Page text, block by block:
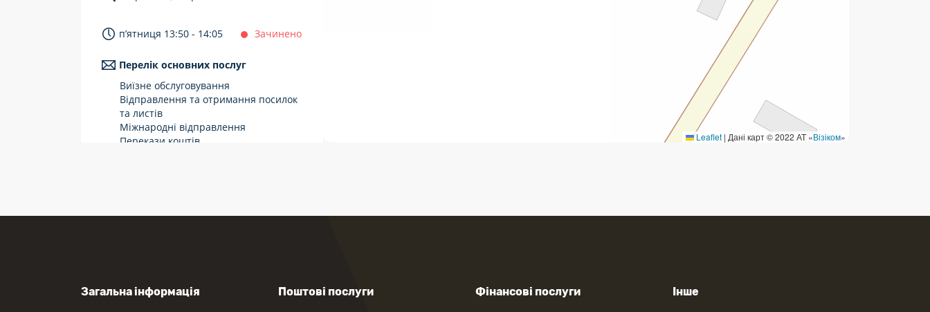
п’ятниця 13:50 - 14:05 Зачинено
Перелік основних послуг
Виїзне обслуговування
Відправлення та отримання посилок
та листів
Міжнародні відправлення
Перекази коштів
Leaflet | Дані карт © 2022 АТ «Візіком»
Загальна інформація Поштові послуги Фінансові послуги Інше